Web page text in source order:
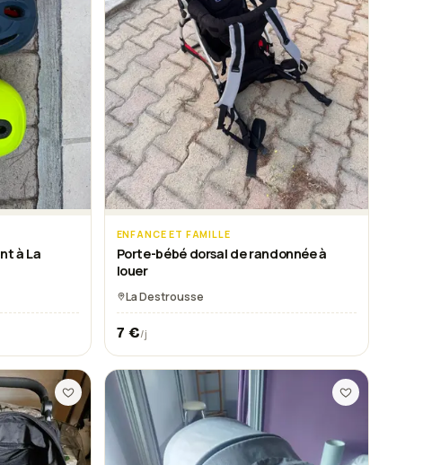
à La
ENFANCE ET FAMILLE
Porte-bébé dorsal de randonnée à
louer
La Destrousse
7 €/j